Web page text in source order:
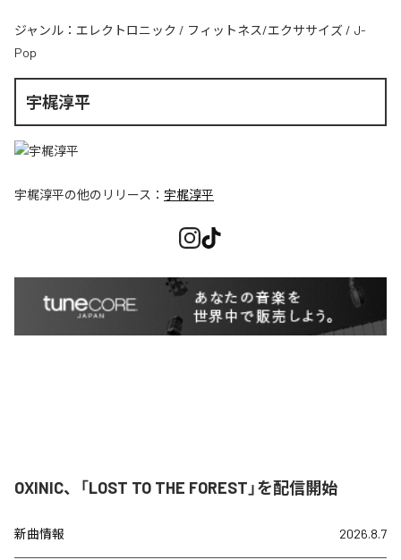
ジャンル： エレクトロニック / フィットネス/エクササイズ / J-
Pop
宇梶淳平
宇梶淳平の他のリリース： 宇梶淳平
OXINIC、「LOST TO THE FOREST」を配信開始
新曲情報 2026.8.7